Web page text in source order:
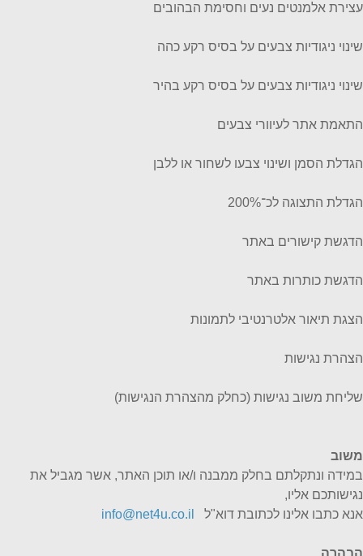
עצירת אלמנטים נעים וחסימת הבהובים
שינוי ניגודיות צבעים על בסיס רקע כהה
שינוי ניגודיות צבעים על בסיס רקע בהיר
התאמת אתר לעיוורי צבעים
הגדלת הסמן ושינוי צבעו לשחור או ללבן
הגדלת התצוגה לכ־200%
הדגשת קישורים באתר
הדגשת כותרות באתר
הצגת תיאור אלטרנטיבי לתמונות
הצהרת נגישות
שליחת משוב נגישות (כחלק מהצהרת הנגישות)
משוב
במידה ונתקלתם בחלק ממבנה ו/או תוכן האתר, אשר מגביל את
נגישותכם אליו,
אנא כתבו אלינו לכתובת דוא"ל
info@net4u.co.il